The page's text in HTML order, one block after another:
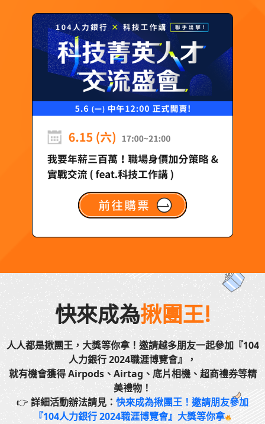
快來成為揪團王!
人人都是揪團王，大獎等你拿！邀請越多朋友一起參加『104
人力銀行 2024職涯博覽會』，
就有機會獲得 Airpods、Airtag、底片相機、超商禮券等精
美禮物！
👉 詳細活動辦法請見： 快來成為揪團王！邀請朋友參加
『104人力銀行 2024職涯博覽會』大獎等你拿